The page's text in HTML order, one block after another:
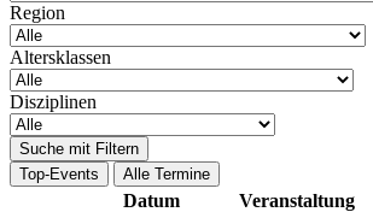
Region
Altersklassen
Disziplinen
Suche mit Filtern
Top-Events
Alle Termine
Datum Veranstaltung